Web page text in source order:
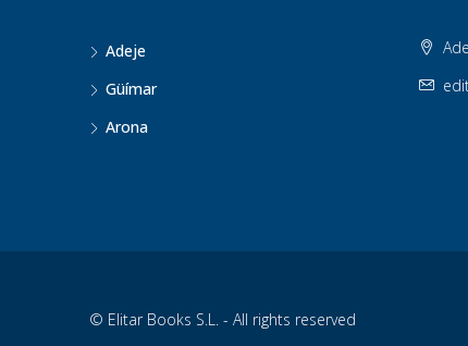
Adeje
Güímar
Arona
© Elitar Books S.L. - All rights reserved